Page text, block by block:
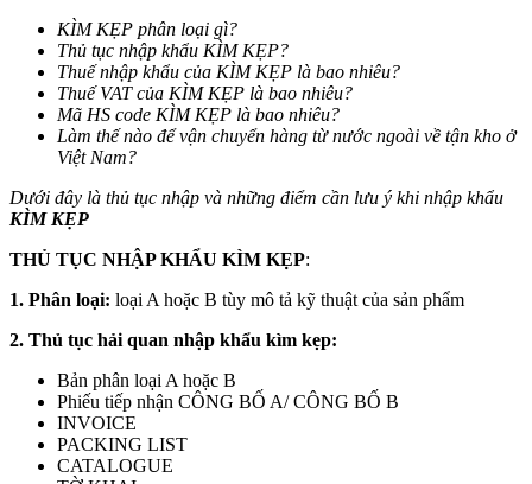
KÌM KẸP phân loại gì?
Thủ tục nhập khẩu KÌM KẸP?
Thuế nhập khẩu của KÌM KẸP là bao nhiêu?
Thuế VATcủa KÌM KẸP là bao nhiêu?
Mã HS code KÌM KẸP là bao nhiêu?
Làm thế nào để vận chuyển hàng từ nước ngoài về tận kho ở
Việt Nam?
Dưới đây là thủ tục nhập và những điểm cần lưu ý khi nhập khẩu
KÌM KẸP
THỦ TỤC NHẬP KHẨU KÌM KẸP:
1. Phân loại: loại A hoặc B tùy mô tả kỹ thuật của sản phẩm
2. Thủ tục hải quan nhập khẩu kìm kẹp:
Bản phân loại A hoặc B
Phiếu tiếp nhận CÔNG BỐ A/ CÔNG BỐ B
INVOICE
PACKING LIST
CATALOGUE